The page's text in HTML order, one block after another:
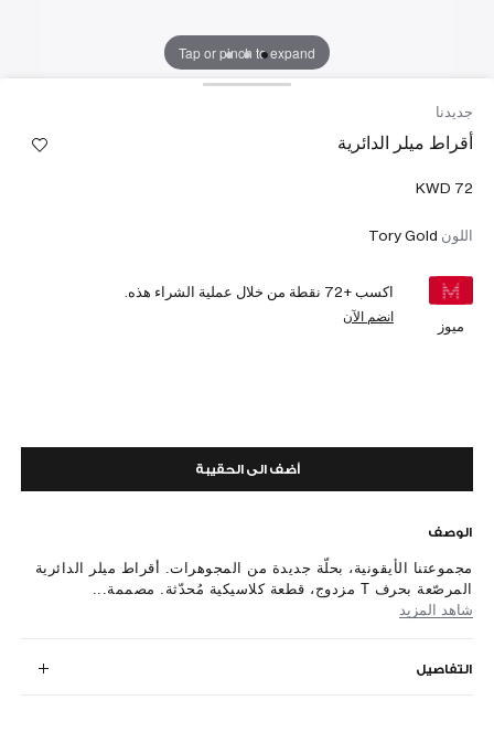
Tap or pinch to expand
جديدنا
أقراط ميلر الدائرية
اللون Tory Gold
ميوز
اكسب +72 نقطة من خلال عملية الشراء هذه.
انضم الآن
أضف الى الحقيبة
الوصف
مجموعتنا الأيقونية، بحلّة جديدة من المجوهرات. أقراط ميلر الدائرية
المرصّعة بحرف T مزدوج، قطعة كلاسيكية مُحدّثة. مصممة...
شاهد المزيد
التفاصيل